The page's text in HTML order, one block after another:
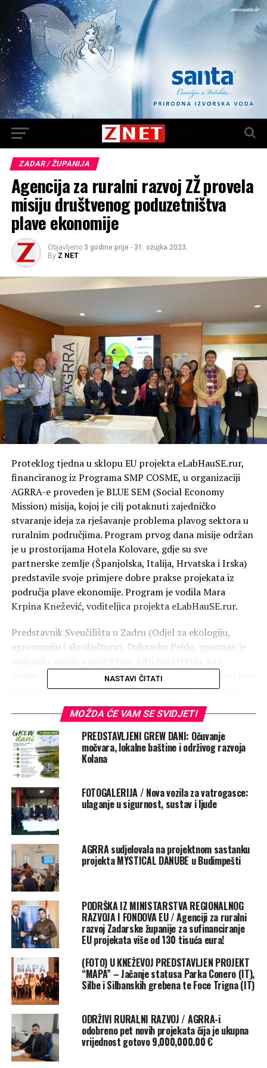
ZADAR / ŽUPANIJA
Agencija za ruralni razvoj ZŽ provela
misiju društvenog poduzetništva
plave ekonomije
Objavljeno 3 godine prije - 31. ožujka 2023.
By Z NET
Proteklog tjedna u sklopu EU projekta eLabHauSE.rur,
financiranog iz Programa SMP COSME, u organizaciji
AGRRA-e proveden je BLUE SEM (Social Economy
Mission) misija, kojoj je cilj potaknuti zajedničko
stvaranje ideja za rješavanje problema plavog sektora u
ruralnim područjima. Program prvog dana misije održan
je u prostorijama Hotela Kolovare, gdje su sve
partnerske zemlje (Španjolska, Italija, Hrvatska i Irska)
predstavile svoje primjere dobre prakse projekata iz
područja plave ekonomije. Program je vodila Mara
Krpina Knežević, voditeljica projekta eLabHauSE.rur.
Predstavnik Sveučilišta u Zadru (Odjel za ekologiju,
agronomiju i akvakulturu), Dubravko Pejdo, upoznao je
primjerom dobre prakse, u sklopu kojeg je instaliran prvi
umjetni greben na hrvatskoj obali Jadrana, osmišljen s
ciljem očuvanja podmorskog života.
Provedena je i “Design Thinking” radionica tijekom koje
su sudionici na interaktivan način osmišljavali inovativna
rješenja za problem zagađenja okoliša na primjeru plaže
Sakarun. Radionicu je vodila studentica Diplomskog
studija Poduzetništvo u kulturi i turizmu, Vlatka Košta.
BLUE SEM misija nastavljena je terenskim aktivnostima
na lokacijama od Zadra do Biograda na moru, Pašmana i
Ugljana.
Potom je uslijedio posjet Zavičajnom muzeju u Biogradu
na Moru. Tajnica udruge za istraživanje i zaštitu
grupu kroz kolekciju brodoloma kod Gnalića te je
predstavila opremu i teret broda potonulog 1583.
godine na izlazu iz Pašmanskog kanala.
Program je nastavljen posjetom Interpretacijskom
centru pomorske baštine u Tkonu, gdje su sudionike
ugostile predstavnice Općine Tkon i Turističke zajednica
Općine Tkon- Bruna Vojvodić i Taki Rudić. Sudionici su
razgledavanjem kolekcije pribora za ribolov i plovidbu i
drugih alata korištenih u starim zanatima, ovdje imali
priliku upoznati pomorsku baštinu naše regije i naslijeđe
NASTAVI ČITATI
MOŽDA ĆE VAM SE SVIDJETI
PREDSTAVLJENI GREW DANI: Očuvanje
močvara, lokalne baštine i održivog razvoja
Kolana
FOTOGALERIJA / Nova vozila za vatrogasce:
ulaganje u sigurnost, sustav i ljude
AGRRA sudjelovala na projektnom sastanku
projekta MYSTICAL DANUBE u Budimpešti
PODRŠKA IZ MINISTARSTVA REGIONALNOG
RAZVOJA I FONDOVA EU / Agenciji za ruralni
razvoj Zadarske županije za sufinanciranje
EU projekata više od 130 tisuća eura!
(FOTO) U KNEŽEVOJ PREDSTAVLJEN PROJEKT
“MAPA” – Jačanje statusa Parka Conero (IT),
Silbe i Silbanskih grebena te Foce Trigna (IT)
ODRŽIVI RURALNI RAZVOJ / AGRRA-i
odobreno pet novih projekata čija je ukupna
vrijednost gotovo 9,000,000.00 €